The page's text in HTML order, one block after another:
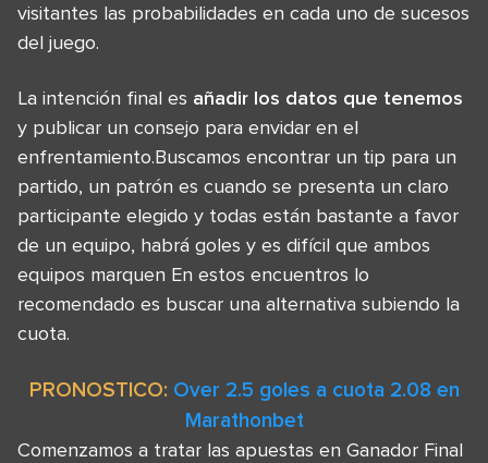
visitantes las probabilidades en cada uno de sucesos
del juego.
La intención final es añadir los datos que tenemos
y publicar un consejo para envidar en el
enfrentamiento.Buscamos encontrar un tip para un
partido, un patrón es cuando se presenta un claro
participante elegido y todas están bastante a favor
de un equipo, habrá goles y es difícil que ambos
equipos marquen En estos encuentros lo
recomendado es buscar una alternativa subiendo la
cuota.
PRONOSTICO: Over 2.5 goles a cuota 2.08 en
Marathonbet
Comenzamos a tratar las apuestas en Ganador Final